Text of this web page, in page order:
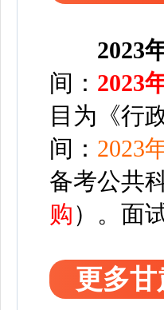
2023
间： 2023
目为《行
间： 2023
备考公共
购） 。 面
更多